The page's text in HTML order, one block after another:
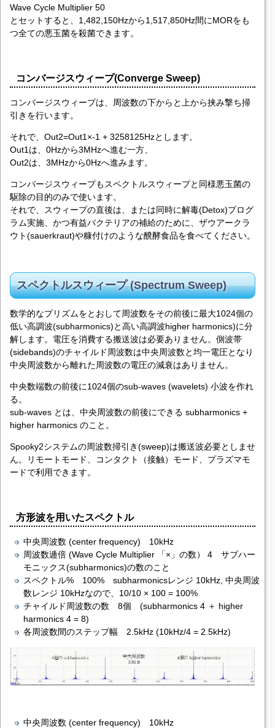
Wave Cycle Multiplier 50
とセットすると、1,482,150Hzから1,517,850Hz間にMORをも
つ全ての悪玉菌を殺菌できます。
コンバージスウィープ(Converge Sweep)
コンバージスウィープは、周波数の下からと上から挟み撃ち掃
引きを行います。
それで、Out2=Out1×-1 + 3258125Hzとします。
Out1は、0Hzから3MHzへ進む一方、
Out2は、3MHzから0Hzへ進みます。
コンバージスウィープもスペクトルスウィープと同様悪玉菌の
駆除の目的のみで使います。
それで、スウィープの直後は、または同時に解毒(Detox)プログ
ラム実施、かつ有益バクテリアの補給のために、ザウアークラ
ウト(sauerkraut)や糠付けのような醗酵食品を食べてください。
スペクトルスウィープ (Spectrum Sweep)
数学的なプリズムをとおして周波数をその前後に最大1024個の
低い高調波(subharmonics)と高い高調波higher harmonics)に分
解します。電圧を消費する搬送波は必要ありません。側波帯
(sidebands)のチャイルド周波数は中央周波数と均一電圧となり
中央周波数から離れた周波数の電圧の減衰はありません。
中央数端数の前後に1024個のsub-waves (wavelets) 小波を作れ
る。
sub-waves とは、中央周波数の前後にできる subharmonics +
higher harmonics のこと。
Spooky2システムの周波数掃引き(sweep)は搬送波必要としませ
ん。リモートモード、コンタクト（接触）モード、プラズマモ
ードで利用できます。
方形波を用いたスペクトル
中央周波数 (center frequency) 10kHz
周波数逓倍 (Wave Cycle Multiplier 「×」の数） 4 サブハー
モニックス(subharmonics)の数のこと
スペクトル% 100% subharmonicsレンジ 10kHz, 中央周波
数レンジ 10kHzなので、10/10 × 100 = 100%
チャイルド周波数の数 8個 (subharmonics 4 ＋ higher
harmonics 4 = 8)
各周波数間のステップ幅 2.5kHz (10kHz/4 = 2.5kHz)
中央周波数 (center frequency) 10kHz